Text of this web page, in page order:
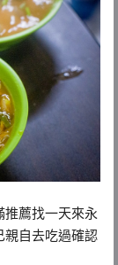
推薦找一天來永
親自去吃過確認